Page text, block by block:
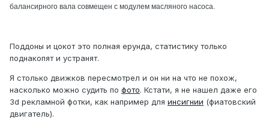
балансирного вала совмещен с модулем масляного насоса.
Поддоны и цокот это полная ерунда, статистику только
поднакопят и устранят.
Я столько движков пересмотрел и он ни на что не похож,
насколько можно судить по фото. Кстати, я не нашел даже его
3d рекламной фотки, как например для инсигнии (фиатовский
двигатель).